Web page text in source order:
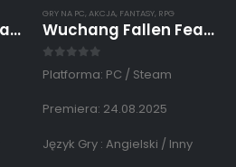
Wuchang Fallen Feathers Deluxe Edition PC Konto Współdzielone
GRY NA PC, AKCJA, FANTASY, RPG
Wuchang Fallen Feathers PC Konto Współdzielone Offline
Platforma: PC / Steam
Premiera: 24.08.2025
Język Gry : Angielski / Inny